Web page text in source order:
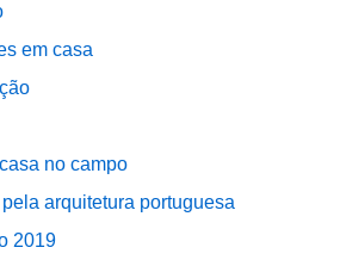
em casa
no campo
arquitetura portuguesa
2019